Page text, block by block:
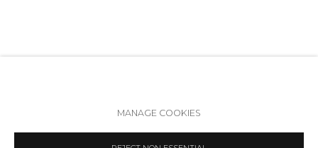
MANAGE COOKIES